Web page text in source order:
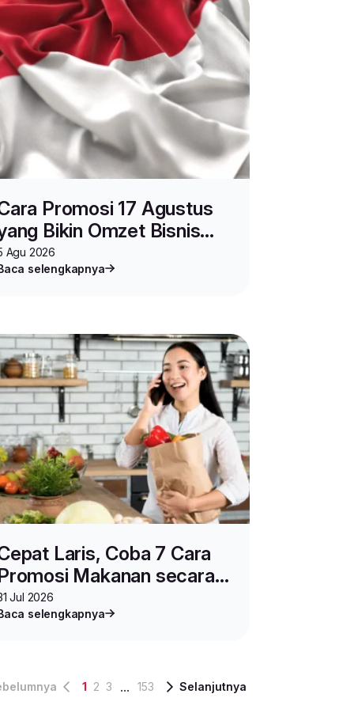
Promosi 17 Agustus
Bikin Omzet Bisnis
Naik
Agu 2026
selengkapnya
Laris, Coba 7 Cara
Makanan secara
Ini
Jul 2026
selengkapnya
1 2 3 ... 153 Selanjutnya